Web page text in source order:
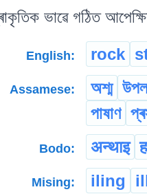
ভাৱে গঠিত
English: rock
Assamese: অশ্ম উপল
পাষাণ
Bodo: अन्थाइ
Mising: iling